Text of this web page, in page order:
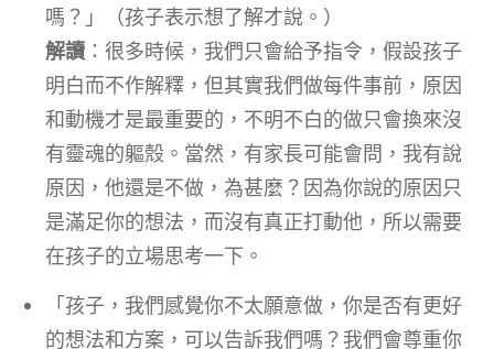
嗎？」（孩子表示想了解才說。）
解讀 ：很多時候，我們只會給予指令，假設孩子
明白而不作解釋，但其實我們做每件事前，原因
和動機才是最重要的，不明不白的做只會換來沒
有靈魂的軀殼。當然，有家長可能會問，我有說
原因，他還是不做，為甚麼？因為你說的原因只
是滿足你的想法，而沒有真正打動他，所以需要
在孩子的立場思考一下。
「孩子，我們感覺你不太願意做，你是否有更好
的想法和方案，可以告訴我們嗎？我們會尊重你